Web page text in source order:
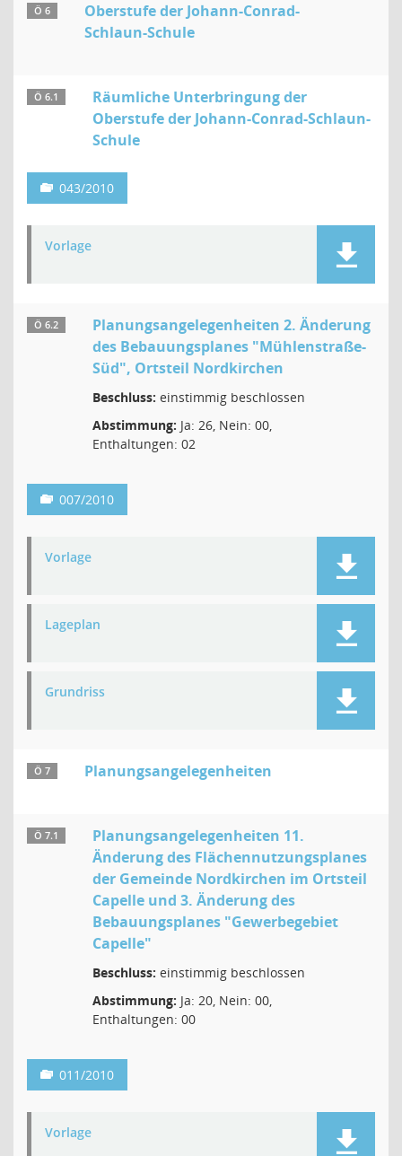
Ö 6
Oberstufe der Johann-Conrad-
Schlaun-Schule
Ö 6.1
Räumliche Unterbringung der
Oberstufe der Johann-Conrad-Schlaun-
Schule
043/2010
Vorlage
Ö 6.2
Planungsangelegenheiten 2. Änderung
des Bebauungsplanes "Mühlenstraße-
Süd", Ortsteil Nordkirchen
Beschluss: einstimmig beschlossen
Abstimmung: Ja: 26, Nein: 00,
Enthaltungen: 02
007/2010
Vorlage
Lageplan
Grundriss
Ö 7 Planungsangelegenheiten
Ö 7.1
Planungsangelegenheiten 11.
Änderung des Flächennutzungsplanes
der Gemeinde Nordkirchen im Ortsteil
Capelle und 3. Änderung des
Bebauungsplanes "Gewerbegebiet
Capelle"
Beschluss: einstimmig beschlossen
Abstimmung: Ja: 20, Nein: 00,
Enthaltungen: 00
011/2010
Vorlage